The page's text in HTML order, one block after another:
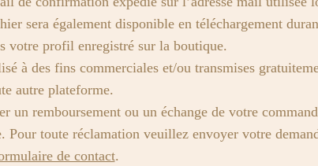
sera également disponible en téléchargement
votre profil enregistré sur la boutique.
à des fins commerciales et/ou transmises
autre plateforme.
un remboursement ou un échange de votre
Pour toute réclamation veuillez envoyer votre
de contact.